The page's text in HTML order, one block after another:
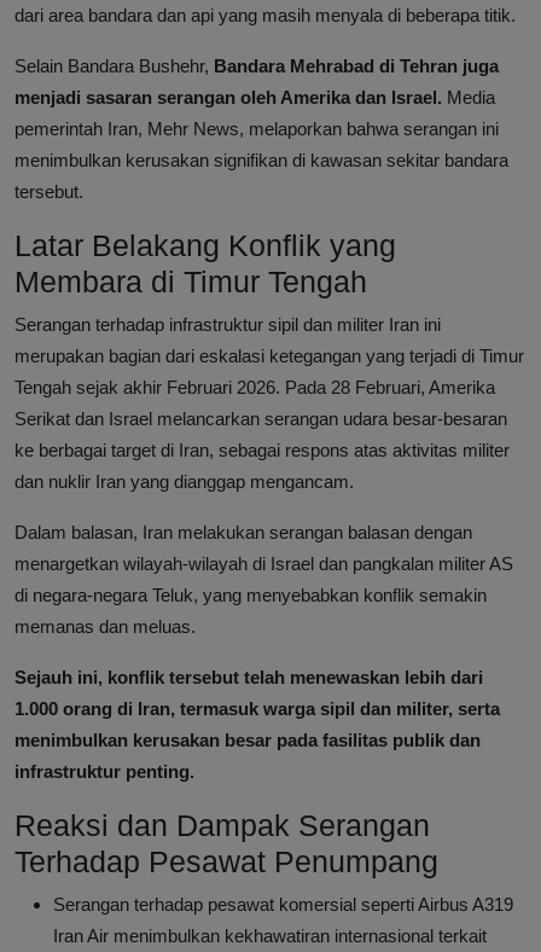
dari area bandara dan api yang masih menyala di beberapa titik.
Selain Bandara Bushehr, Bandara Mehrabad di Tehran juga
menjadi sasaran serangan oleh Amerika dan Israel. Media
pemerintah Iran, Mehr News, melaporkan bahwa serangan ini
menimbulkan kerusakan signifikan di kawasan sekitar bandara
tersebut.
Latar Belakang Konflik yang
Membara di Timur Tengah
Serangan terhadap infrastruktur sipil dan militer Iran ini
merupakan bagian dari eskalasi ketegangan yang terjadi di Timur
Tengah sejak akhir Februari 2026. Pada 28 Februari, Amerika
Serikat dan Israel melancarkan serangan udara besar-besaran
ke berbagai target di Iran, sebagai respons atas aktivitas militer
dan nuklir Iran yang dianggap mengancam.
Dalam balasan, Iran melakukan serangan balasan dengan
menargetkan wilayah-wilayah di Israel dan pangkalan militer AS
di negara-negara Teluk, yang menyebabkan konflik semakin
memanas dan meluas.
Sejauh ini, konflik tersebut telah menewaskan lebih dari
1.000 orang di Iran, termasuk warga sipil dan militer, serta
menimbulkan kerusakan besar pada fasilitas publik dan
infrastruktur penting.
Reaksi dan Dampak Serangan
Terhadap Pesawat Penumpang
Serangan terhadap pesawat komersial seperti Airbus A319
Iran Air menimbulkan kekhawatiran internasional terkait